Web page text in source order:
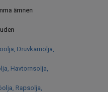
ämnen
Druvkärnolja,
Havtornsolja,
Rapsolja,